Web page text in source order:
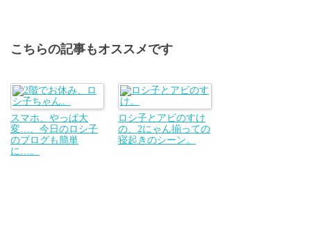
こちらの記事もオススメです
スマホ、やっぱ大
変…、今日のロシ子
のブログも簡単
に…。
ロシ子とアビのすけ
の、2にゃん揃っての
寝起きのシーン。